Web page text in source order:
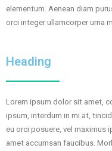
elementum. Aenean diam
orci integer ullamcorper urna
Heading
Lorem ipsum dolor sit amet,
ipsum, interdum in mi at,
eu orci posuere, vel maximus
amet accumsan faucibus.